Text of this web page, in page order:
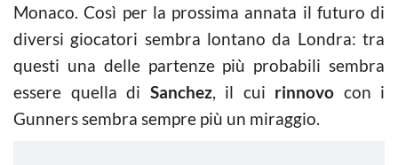
Monaco. Così per la prossima annata il futuro di
diversi giocatori sembra lontano da Londra: tra
questi una delle partenze più probabili sembra
essere quella di Sanchez, il cui rinnovo con i
Gunners sembra sempre più un miraggio.